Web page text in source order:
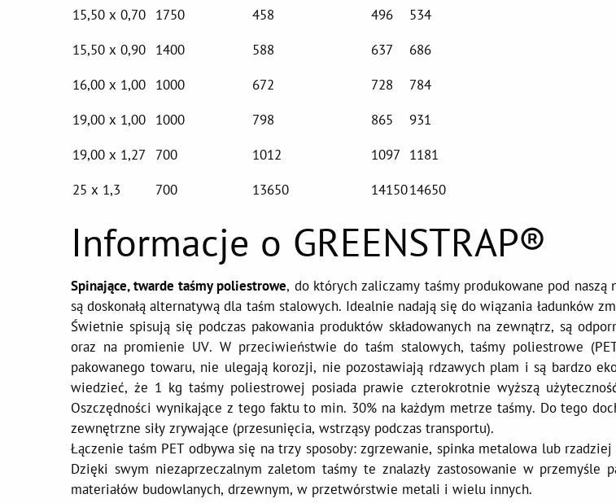
15,50 x 0,70 1750 458 496
534
15,50 x 0,90 1400 588 637
686
16,00 x 1,00 1000 672 728
784
19,00 x 1,00 1000 798 865
931
19,00 x 1,27
700 1012 1097 1181
25 x 1,3
700 13650 1415014650
Informacje o GREENSTRAP®
Spinające, twarde taśmy poliestrowe, do których zaliczamy taśmy produkowane pod naszą
są doskonałą alternatywą dla taśm stalowych. Idealnie nadają się do wiązania ładunków
Świetnie spisują się podczas pakowania produktów składowanych na zewnątrz, są
oraz na promienie UV. W przeciwieństwie do taśm stalowych, taśmy poliestrowe
pakowanego towaru, nie ulegają korozji, nie pozostawiają rdzawych plam i są bardzo
wiedzieć, że 1 kg taśmy poliestrowej posiada prawie czterokrotnie wyższą
Oszczędności wynikające z tego faktu to min. 30% na każdym metrze taśmy. Do tego
zewnętrzne siły zrywające (przesunięcia, wstrząsy podczas transportu).
Łączenie taśm PET odbywa się na trzy sposoby: zgrzewanie, spinka metalowa lub rzadziej
Dzięki swym niezaprzeczalnym zaletom taśmy te znalazły zastosowanie w przemyśle
materiałów budowlanych, drzewnym, w przetwórstwie metali i wielu innych.